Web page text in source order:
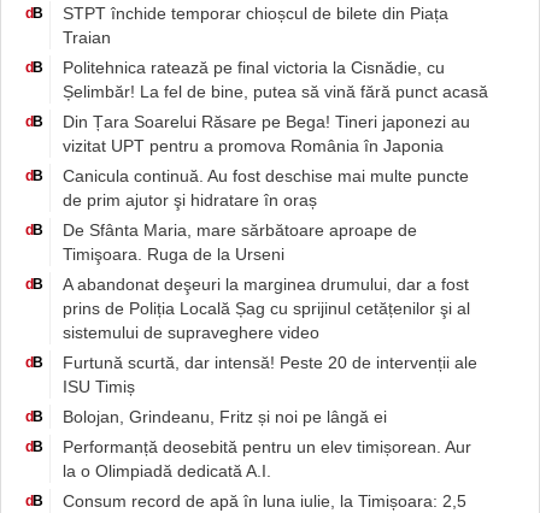
dB
STPT închide temporar chioșcul de bilete din Piața
Traian
dB
Politehnica ratează pe final victoria la Cisnădie, cu
Șelimbăr! La fel de bine, putea să vină fără punct acasă
dB
Din Țara Soarelui Răsare pe Bega! Tineri japonezi au
vizitat UPT pentru a promova România în Japonia
dB
Canicula continuă. Au fost deschise mai multe puncte
de prim ajutor şi hidratare în oraș
dB
De Sfânta Maria, mare sărbătoare aproape de
Timişoara. Ruga de la Urseni
dB
A abandonat deşeuri la marginea drumului, dar a fost
prins de Poliția Locală Șag cu sprijinul cetățenilor şi al
sistemului de supraveghere video
dB
Furtună scurtă, dar intensă! Peste 20 de intervenții ale
ISU Timiș
dB Bolojan, Grindeanu, Fritz și noi pe lângă ei
dB
Performanță deosebită pentru un elev timișorean. Aur
la o Olimpiadă dedicată A.I.
dB
Consum record de apă în luna iulie, la Timișoara: 2,5